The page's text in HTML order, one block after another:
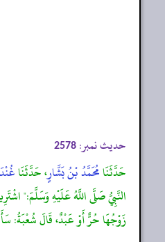
حدیث نمبر: 2578
حَدَّثَنَامُحَمَّدُ بْنُ بَشَّارٍ، حَدَّثَنَا
النَّبِيُّ صَلَّى اللَّهُ عَلَيْهِ وَسَلَّمَ:"
زَوْجُهَا حُرٌّ أَوْ عَبْدٌ، قَالَ شُعْبَةُ: